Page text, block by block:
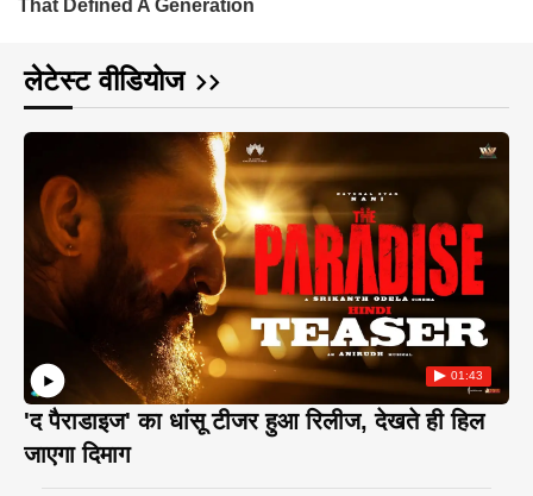
लेटेस्ट वीडियोज
01:43
'द पैराडाइज' का धांसू टीजर हुआ रिलीज, देखते ही हिल
जाएगा दिमाग